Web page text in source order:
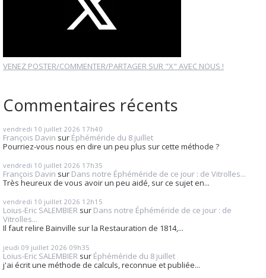
VENEZ POSTER/COMMENTER/PARTAGER SUR "X" AVEC NOUS !
Commentaires récents
vendredi 10 juillet 2026 17h40
François Davin sur Éphéméride du 8 juillet
Pourriez-vous nous en dire un peu plus sur cette méthode ?
vendredi 10 juillet 2026 17h35
François Davin sur Dans notre Éphéméride de ce jour : de Vitrolles...
Très heureux de vous avoir un peu aidé, sur ce sujet en...
vendredi 10 juillet 2026 12h15
Loius-Eric SALEMBIER sur Dans notre Éphéméride de ce jour : de
Vitrolles...
Il faut relire Bainville sur la Restauration de 1814,...
jeudi 09 juillet 2026 09h35
Loius-Eric SALEMBIER sur Éphéméride du 8 juillet
j'ai écrit une méthode de calculs, reconnue et publiée...